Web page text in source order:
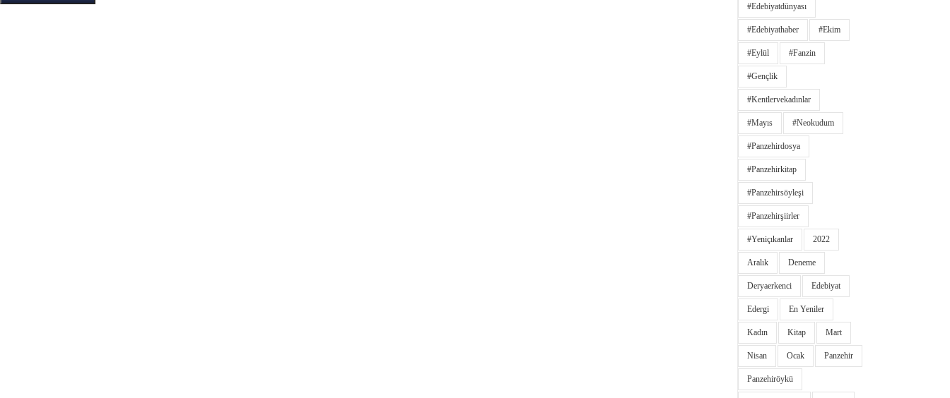
#edebiyatdünyası
#edebiyathaber #ekim
#eylül #fanzin
#gençlik
#kentlervekadınlar
#Mayıs #neokudum
#panzehirdosya
#panzehirkitap
#panzehirsöyleşi
#panzehirşiirler
#yeniçıkanlar 2022
Aralık Deneme
Deryaerkenci Edebiyat
Edergi En Yeniler
Kadın Kitap Mart
Nisan Ocak Panzehir
Panzehiröykü